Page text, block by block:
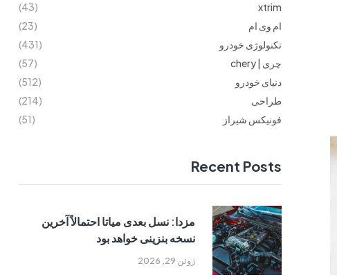
xtrim
(43)
ام وی ام
(23)
تکنولوژی خودرو
(431)
چری | chery
(57)
دنیای خودرو
(512)
طراحی
(214)
فونیکس شیراز
(51)
Recent Posts
ژوئن 29, 2026
مزدا: نسل بعدی میاتا احتمالاً آخرین
نسخه بنزینی خواهد بود